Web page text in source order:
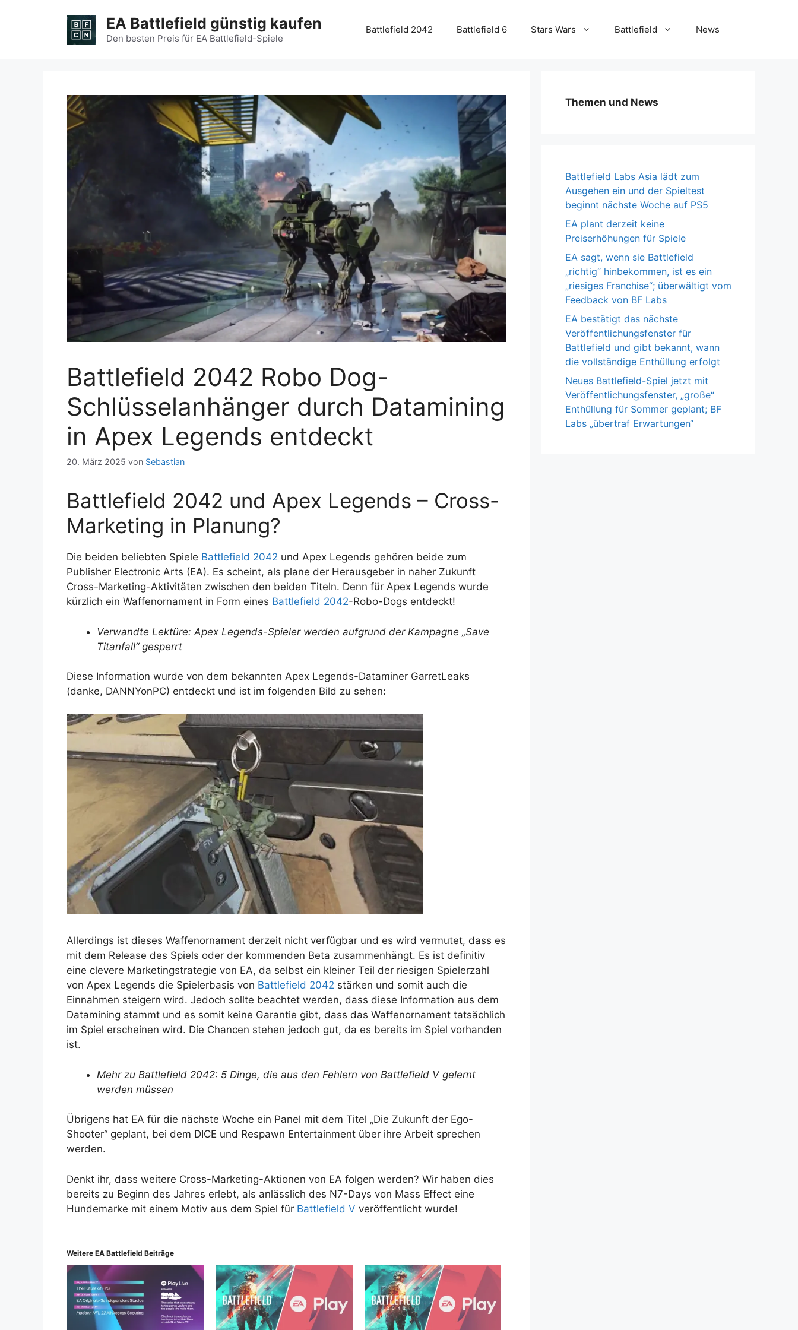
EA Battlefield günstig kaufen
Den besten Preis für EA Battlefield-Spiele
Battlefield 2042 Battlefield 6 Stars Wars Battlefield News
Battlefield 2042 Robo Dog-
Schlüsselanhänger durch Datamining
in Apex Legends entdeckt
20. März 2025 von Sebastian
Battlefield 2042 und Apex Legends – Cross-
Marketing in Planung?
Die beiden beliebten Spiele Battlefield 2042 und Apex Legends gehören beide zum
Publisher Electronic Arts (EA). Es scheint, als plane der Herausgeber in naher Zukunft
Cross-Marketing-Aktivitäten zwischen den beiden Titeln. Denn für Apex Legends wurde
kürzlich ein Waffenornament in Form eines Battlefield 2042-Robo-Dogs entdeckt!
Verwandte Lektüre: Apex Legends-Spieler werden aufgrund der Kampagne „Save
Titanfall“ gesperrt
Diese Information wurde von dem bekannten Apex Legends-Dataminer GarretLeaks
(danke, DANNYonPC) entdeckt und ist im folgenden Bild zu sehen:
Allerdings ist dieses Waffenornament derzeit nicht verfügbar und es wird vermutet, dass es
mit dem Release des Spiels oder der kommenden Beta zusammenhängt. Es ist definitiv
eine clevere Marketingstrategie von EA, da selbst ein kleiner Teil der riesigen Spielerzahl
von Apex Legends die Spielerbasis von Battlefield 2042 stärken und somit auch die
Einnahmen steigern wird. Jedoch sollte beachtet werden, dass diese Information aus dem
Datamining stammt und es somit keine Garantie gibt, dass das Waffenornament tatsächlich
im Spiel erscheinen wird. Die Chancen stehen jedoch gut, da es bereits im Spiel vorhanden
ist.
Mehr zu Battlefield 2042: 5 Dinge, die aus den Fehlern von Battlefield V gelernt
werden müssen
Übrigens hat EA für die nächste Woche ein Panel mit dem Titel „Die Zukunft der Ego-
Shooter“ geplant, bei dem DICE und Respawn Entertainment über ihre Arbeit sprechen
werden.
Denkt ihr, dass weitere Cross-Marketing-Aktionen von EA folgen werden? Wir haben dies
bereits zu Beginn des Jahres erlebt, als anlässlich des N7-Days von Mass Effect eine
Hundemarke mit einem Motiv aus dem Spiel für Battlefield V veröffentlicht wurde!
Weitere EA Battlefield Beiträge
Themen und News
Battlefield Labs Asia lädt zum
Ausgehen ein und der Spieltest
beginnt nächste Woche auf PS5
EA plant derzeit keine
Preiserhöhungen für Spiele
EA sagt, wenn sie Battlefield
„richtig“ hinbekommen, ist es ein
„riesiges Franchise“; überwältigt vom
Feedback von BF Labs
EA bestätigt das nächste
Veröffentlichungsfenster für
Battlefield und gibt bekannt, wann
die vollständige Enthüllung erfolgt
Neues Battlefield-Spiel jetzt mit
Veröffentlichungsfenster, „große“
Enthüllung für Sommer geplant; BF
Labs „übertraf Erwartungen“